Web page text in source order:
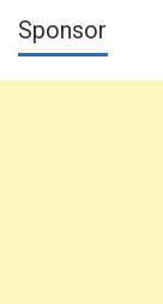
Sponsor